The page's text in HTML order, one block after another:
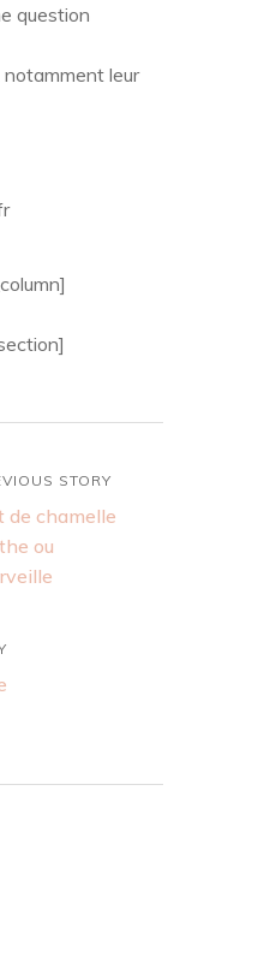
question
leur
STORY
de chamelle
ou